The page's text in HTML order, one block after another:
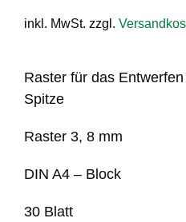
inkl. MwSt. zzgl.
Raster für das
Spitze
Raster 3, 8 mm
DIN A4 – Block
30 Blatt